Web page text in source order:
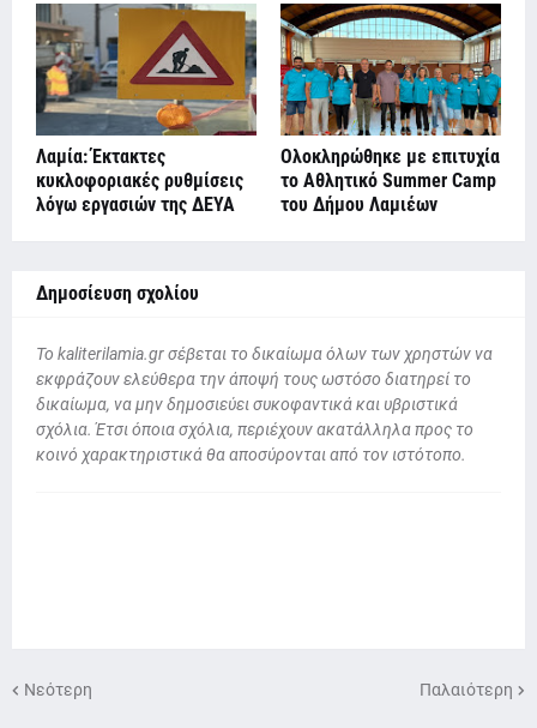
Λαμία: Έκτακτες
κυκλοφοριακές ρυθμίσεις
λόγω εργασιών της ΔΕΥΑ
Ολοκληρώθηκε με επιτυχία
το Αθλητικό Summer Camp
του Δήμου Λαμιέων
Δημοσίευση σχολίου
To kaliterilamia.gr σέβεται το δικαίωμα όλων των χρηστών να
εκφράζουν ελεύθερα την άποψή τους ωστόσο διατηρεί το
δικαίωμα, να μην δημοσιεύει συκοφαντικά και υβριστικά
σχόλια. Έτσι όποια σχόλια, περιέχουν ακατάλληλα προς το
κοινό χαρακτηριστικά θα αποσύρονται από τον ιστότοπο.
Νεότερη Παλαιότερη